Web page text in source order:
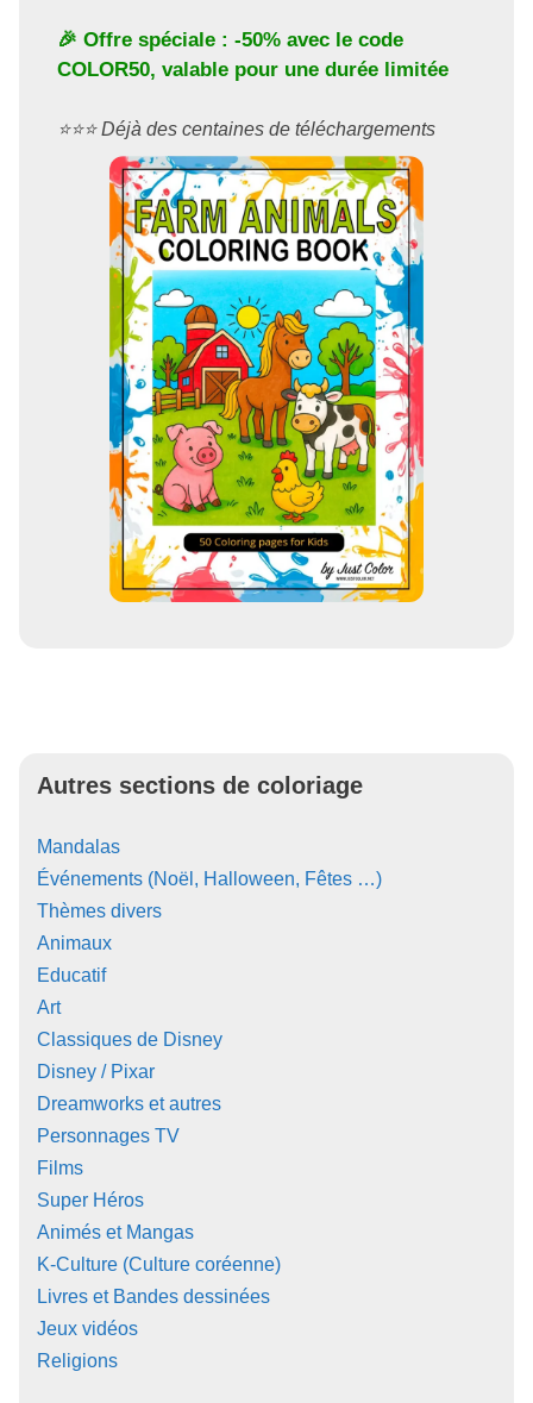
🎉 Offre spéciale : -50% avec le code
COLOR50, valable pour une durée limitée
⭐️⭐️⭐️ Déjà des centaines de téléchargements
Autres sections de coloriage
Mandalas
Événements (Noël, Halloween, Fêtes …)
Thèmes divers
Animaux
Educatif
Art
Classiques de Disney
Disney / Pixar
Dreamworks et autres
Personnages TV
Films
Super Héros
Animés et Mangas
K-Culture (Culture coréenne)
Livres et Bandes dessinées
Jeux vidéos
Religions